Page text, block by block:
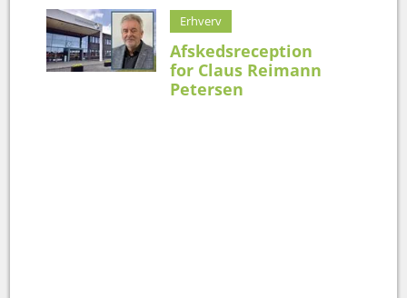
Erhverv
Afskedsreception
for Claus Reimann
Petersen